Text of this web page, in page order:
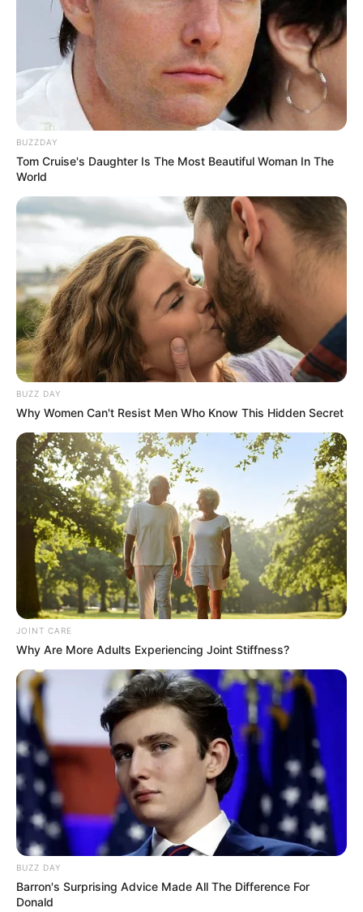
BUZZDAY
Tom Cruise's Daughter Is The Most Beautiful Woman In The
World
BUZZ DAY
Why Women Can't Resist Men Who Know This Hidden Secret
JOINT CARE
Why Are More Adults Experiencing Joint Stiffness?
BUZZ DAY
Barron's Surprising Advice Made All The Difference For
Donald